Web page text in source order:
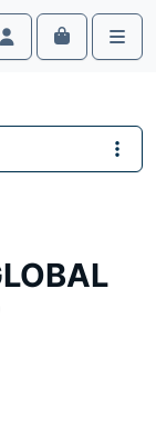
Account
Cart